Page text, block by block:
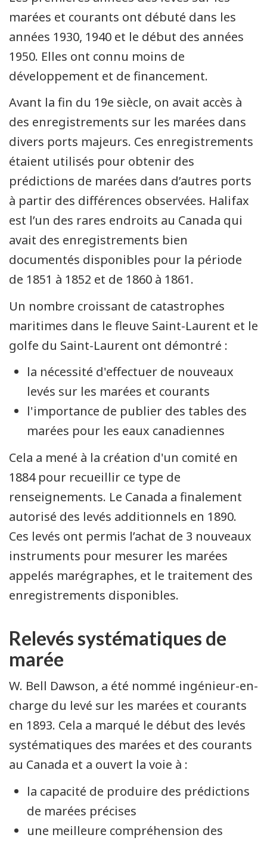
marées et courants ont débuté dans les
années 1930, 1940 et le début des années
1950. Elles ont connu moins de
développement et de financement.
Avant la fin du 19e siècle, on avait accès à
des enregistrements sur les marées dans
divers ports majeurs. Ces enregistrements
étaient utilisés pour obtenir des
prédictions de marées dans d’autres ports
à partir des différences observées. Halifax
est l’un des rares endroits au Canada qui
avait des enregistrements bien
documentés disponibles pour la période
de 1851 à 1852 et de 1860 à 1861.
Un nombre croissant de catastrophes
maritimes dans le fleuve Saint-Laurent et le
golfe du Saint-Laurent ont démontré :
la nécessité d'effectuer de nouveaux
levés sur les marées et courants
l'importance de publier des tables des
marées pour les eaux canadiennes
Cela a mené à la création d'un comité en
1884 pour recueillir ce type de
renseignements. Le Canada a finalement
autorisé des levés additionnels en 1890.
Ces levés ont permis l’achat de 3 nouveaux
instruments pour mesurer les marées
appelés marégraphes, et le traitement des
enregistrements disponibles.
Relevés systématiques de
marée
W. Bell Dawson, a été nommé ingénieur-en-
charge du levé sur les marées et courants
en 1893. Cela a marqué le début des levés
systématiques des marées et des courants
au Canada et a ouvert la voie à :
la capacité de produire des prédictions
de marées précises
une meilleure compréhension des